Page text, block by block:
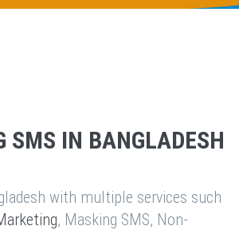
SMS IN BANGLADESH
with multiple services such
, Masking SMS, Non-